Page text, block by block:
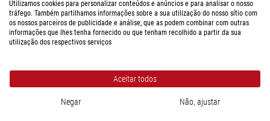
No dia 2 de outubro, o planeta anão Ceres atinge sua oposição ao Sol. Ele
pode ser visto a noite toda e está especialmente próximo da Terra. Ceres,
com magnitude de 7,6, é facilmente encontrado com um binóculo ou um
separa-o das estrelas mais fracas ao seu redor. Quem seguir o seu
movimento de noite para noite reconhecerá a típica trajetória de um planeta
contra o fundo das estrelas fixas.
Utilizamos cookies para personalizar conteúdos e anúncios e para analisar o nosso
tráfego. Também partilhamos informações sobre a sua utilização do nosso sítio com
os nossos parceiros de publicidade e análise, que as podem combinar com outras
informações que lhes tenha fornecido ou que tenham recolhido a partir da sua
utilização dos respectivos serviços
Aceitar todos
Negar Não, ajustar